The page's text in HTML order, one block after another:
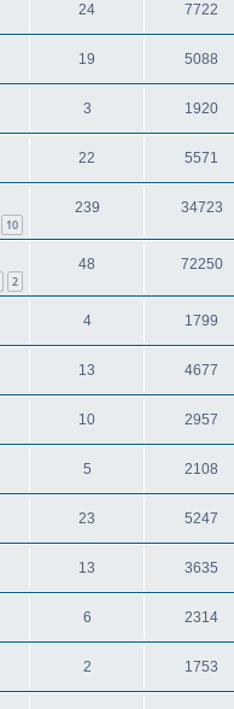
24 7722
19 5088
3 1920
22 5571
10
239 34723
2
48 72250
4 1799
13 4677
10 2957
5 2108
23 5247
13 3635
6 2314
2 1753